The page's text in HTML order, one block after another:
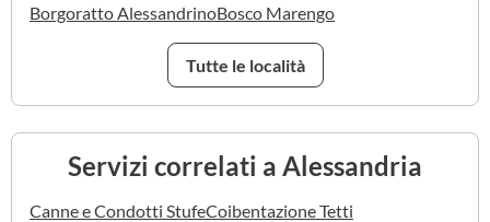
Borgoratto AlessandrinoBosco Marengo
Tutte le località
Servizi correlati a Alessandria
Canne e Condotti StufeCoibentazione Tetti